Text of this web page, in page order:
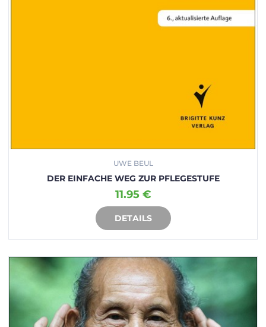
UWE BEUL
DER EINFACHE WEG ZUR PFLEGESTUFE
11.95 €
DETAILS
IN DEN WARENKORB